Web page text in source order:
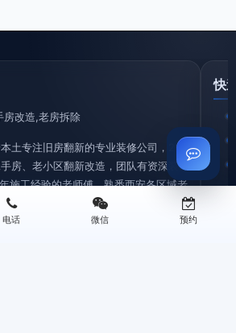
房改造,老房拆除
土专注旧房翻新的专业装修公司，20
房、老小区翻新改造，团队有资深装
施工经验的老师傅、熟悉西安各区域老
点、装修政策要求。
快
电话 微信 预约